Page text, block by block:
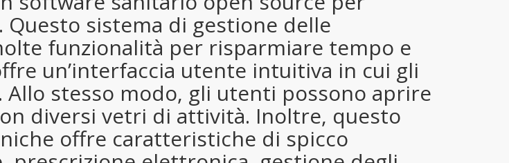
sistema di gestione delle
funzionalità per risparmiare tempo e
un’interfaccia utente intuitiva in cui gli
stesso modo, gli utenti possono aprire
diversi vetri di attività. Inoltre, questo
offre caratteristiche di spicco